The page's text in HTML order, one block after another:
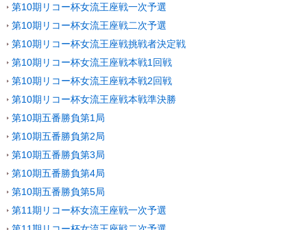
第10期リコー杯女流王座戦一次予選
第10期リコー杯女流王座戦二次予選
第10期リコー杯女流王座戦挑戦者決定戦
第10期リコー杯女流王座戦本戦1回戦
第10期リコー杯女流王座戦本戦2回戦
第10期リコー杯女流王座戦本戦準決勝
第10期五番勝負第1局
第10期五番勝負第2局
第10期五番勝負第3局
第10期五番勝負第4局
第10期五番勝負第5局
第11期リコー杯女流王座戦一次予選